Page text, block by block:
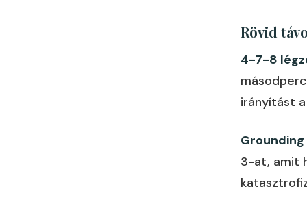
Rövid
4-7-8
irányítást
3-at, amit